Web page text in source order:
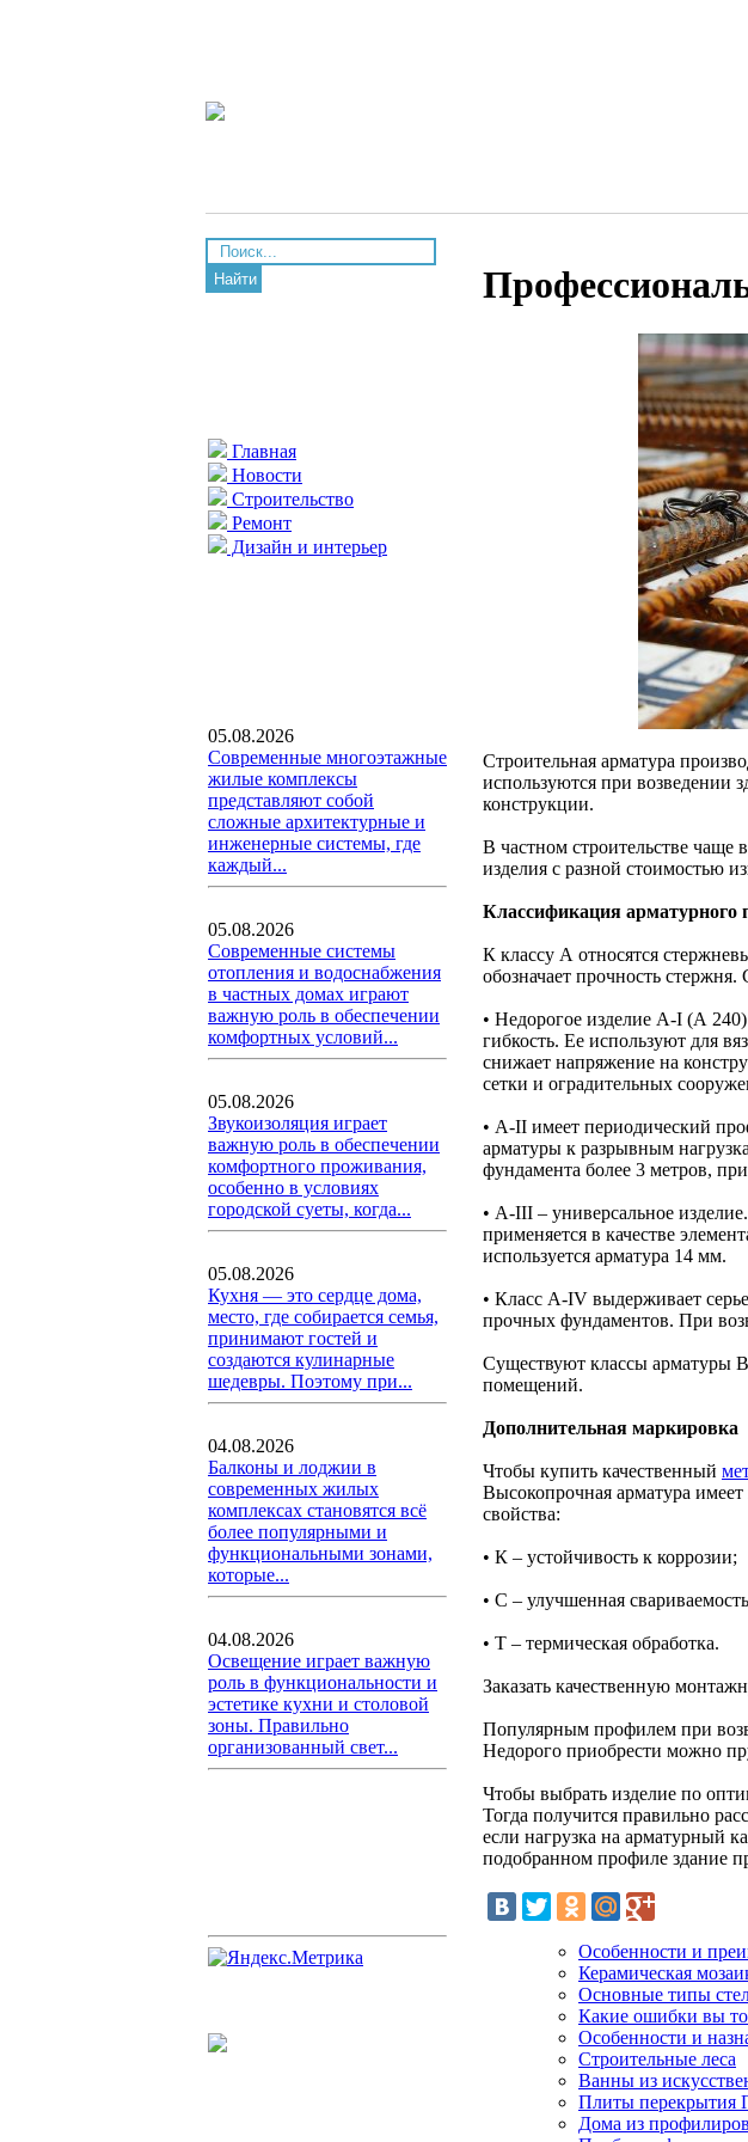
Найти
Главная
Новости
Строительство
Ремонт
Дизайн и интерьер
05.08.2026
Современные многоэтажные
жилые комплексы
представляют собой
сложные архитектурные и
инженерные системы, где
каждый...
05.08.2026
Современные системы
отопления и водоснабжения
в частных домах играют
важную роль в обеспечении
комфортных условий...
05.08.2026
Звукоизоляция играет
важную роль в обеспечении
комфортного проживания,
особенно в условиях
городской суеты, когда...
05.08.2026
Кухня — это сердце дома,
место, где собирается семья,
принимают гостей и
создаются кулинарные
шедевры. Поэтому при...
04.08.2026
Балконы и лоджии в
современных жилых
комплексах становятся всё
более популярными и
функциональными зонами,
которые...
04.08.2026
Освещение играет важную
роль в функциональности и
эстетике кухни и столовой
зоны. Правильно
организованный свет...
Строительная арматура
используются при возведении
конструкции.
В частном строительстве чаще
изделия с разной стоимостью
Классификация арматурного
К классу А относятся
обозначает прочность
• Недорогое изделие А-I (А 240)
гибкость. Ее используют для
снижает напряжение на
сетки и оградительных
• А-II имеет периодический
арматуры к разрывным
фундамента более 3 метров,
• А-III – универсальное
применяется в качестве
используется арматура 14 мм.
• Класс А-IV выдерживает
прочных фундаментов. При
Существуют классы арматуры
помещений.
Дополнительная маркировка
Чтобы купить качественный
Высокопрочная арматура
свойства:
• К – устойчивость к коррозии;
• С – улучшенная
• Т – термическая обработка.
Заказать качественную
Популярным профилем при
Недорого приобрести можно
Чтобы выбрать изделие по
Тогда получится правильно
если нагрузка на арматурный
подобранном профиле здание
Особенности и
Керамическая
Основные типы
Какие ошибки вы
Особенности и
Строительные леса
Ванны из
Плиты перекрытия
Дома из